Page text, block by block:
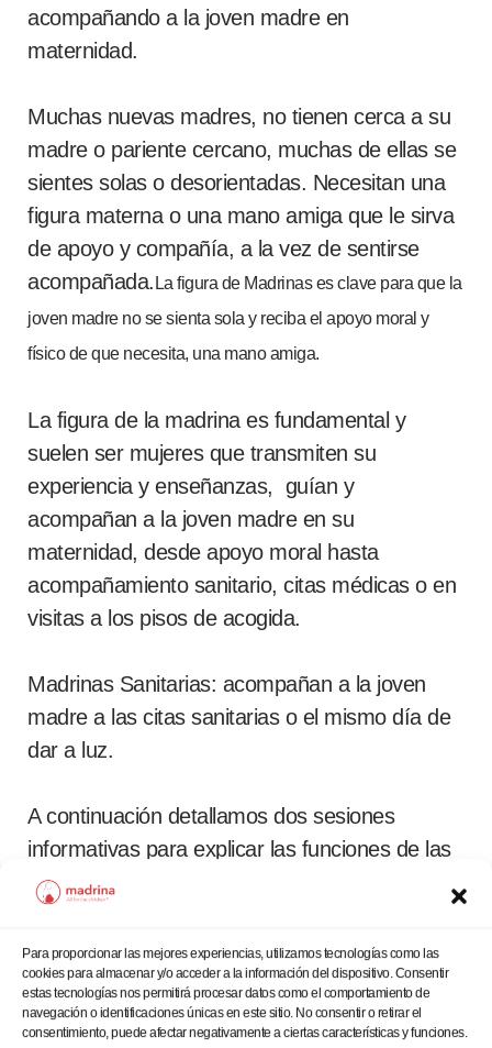
Para proporcionar las mejores experiencias, utilizamos tecnologías como las
cookies para almacenar y/o acceder a la información del dispositivo. Consentir
estas tecnologías nos permitirá procesar datos como el comportamiento de
navegación o identificaciones únicas en este sitio. No consentir o retirar el
consentimiento, puede afectar negativamente a ciertas características y funciones.
acompañando a la joven madre en
maternidad.
Muchas nuevas madres, no tienen cerca a su
madre o pariente cercano, muchas de ellas se
sientes solas o desorientadas. Necesitan una
figura materna o una mano amiga que le sirva
de apoyo y compañía, a la vez de sentirse
acompañada. La figura de Madrinas es clave para que la
joven madre no se sienta sola y reciba el apoyo moral y
físico de que necesita, una mano amiga.
La figura de la madrina es fundamental y
suelen ser mujeres que transmiten su
experiencia y enseñanzas, guían y
acompañan a la joven madre en su
maternidad, desde apoyo moral hasta
acompañamiento sanitario, citas médicas o en
visitas a los pisos de acogida.
Madrinas Sanitarias: acompañan a la joven
madre a las citas sanitarias o el mismo día de
dar a luz.
A continuación detallamos dos sesiones
informativas para explicar las funciones de las
madrinas
Diciembre